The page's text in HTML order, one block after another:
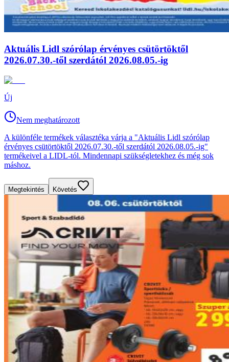
Aktuális Lidl szórólap érvényes csütörtöktől
2026.07.30.-től szerdától 2026.08.05.-ig
Új
Nem meghatározott
A különféle termékek választéka várja a "Aktuális Lidl szórólap
érvényes csütörtöktől 2026.07.30.-től szerdától 2026.08.05.-ig"
termékeivel a LIDL-tól. Mindennapi szükségletekhez és még sok
máshoz.
Megtekintés Követés